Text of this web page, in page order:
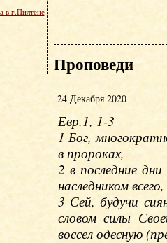
Проповеди
24 Декабря 2020
Евр.1, 1-3
1 Бог,
в пророках,
2 в последние
наследником
3 Сей, будучи
словом силы
воссел одесную
в г.Пилтене